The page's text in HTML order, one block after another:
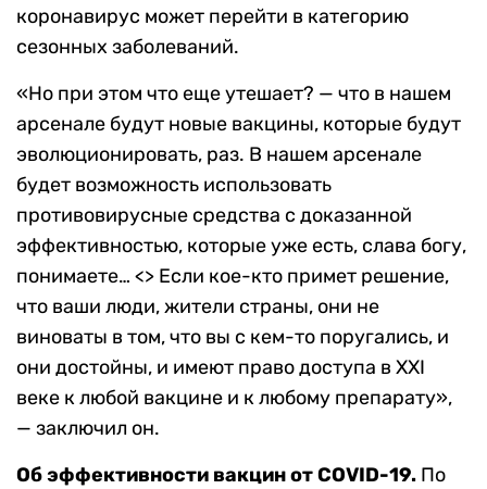
коронавирус может перейти в категорию
сезонных заболеваний.
«Но при этом что еще утешает? — что в нашем
арсенале будут новые вакцины, которые будут
эволюционировать, раз. В нашем арсенале
будет возможность использовать
противовирусные средства с доказанной
эффективностью, которые уже есть, слава богу,
понимаете… <> Если кое-кто примет решение,
что ваши люди, жители страны, они не
виноваты в том, что вы с кем-то поругались, и
они достойны, и имеют право доступа в XXI
веке к любой вакцине и к любому препарату»,
— заключил он.
Об эффективности вакцин от COVID-19. По